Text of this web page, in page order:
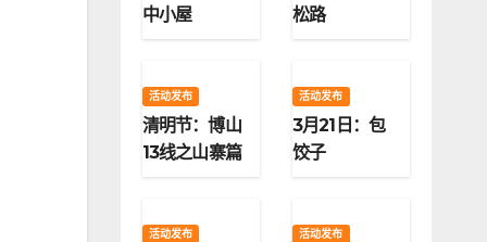
中小屋
松路
活动发布
清明节：博山
13线之山寨篇
活动发布
3月21日：包
饺子
活动发布 活动发布